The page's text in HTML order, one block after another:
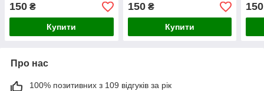
150 ₴
Купити
150₴
Купити
150
Про нас
100% позитивних з 109 відгуків за рік